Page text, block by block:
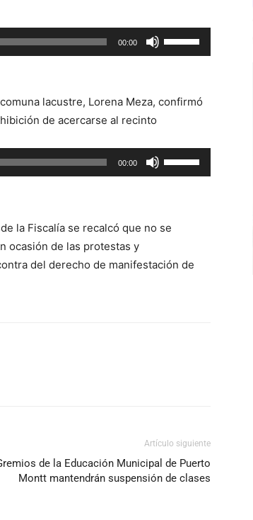
00:00
Utiliza
las
flecha
para
aumentar
lacustre, Lorena Meza, confirmó
de acercarse al recinto
00:00
Utiliza
las
flecha
para
la Fiscalía se recalcó que no se
ocasión de las protestas y
del derecho de manifestación de
Artículo siguiente
de la Educación Municipal de Puerto
Montt mantendrán suspensión de clases